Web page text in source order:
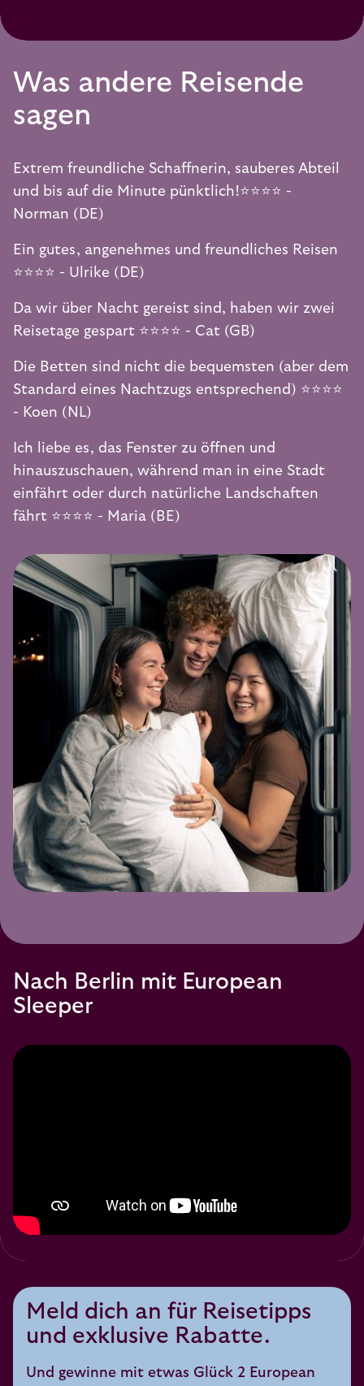
Was andere Reisende
sagen
Extrem freundliche Schaffnerin, sauberes Abteil
und bis auf die Minute pünktlich!⭐️⭐️⭐️⭐️ -
Norman (DE)
Ein gutes, angenehmes und freundliches Reisen
⭐️⭐️⭐️⭐️ - Ulrike (DE)
Da wir über Nacht gereist sind, haben wir zwei
Reisetage gespart ⭐️⭐️⭐️⭐️ - Cat (GB)
Die Betten sind nicht die bequemsten (aber dem
Standard eines Nachtzugs entsprechend) ⭐️⭐️⭐️⭐️
- Koen (NL)
Ich liebe es, das Fenster zu öffnen und
hinauszuschauen, während man in eine Stadt
einfährt oder durch natürliche Landschaften
fährt ⭐️⭐️⭐️⭐️ - Maria (BE)
Nach Berlin mit European
Sleeper
Meld dich an für Reisetipps
und exklusive Rabatte.
Und gewinne mit etwas Glück 2 European